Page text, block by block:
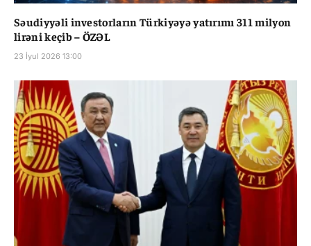
Səudiyyəli investorların Türkiyəyə yatırımı 311 milyon
lirəni keçib – ÖZƏL
23 İyul 2026 13:00